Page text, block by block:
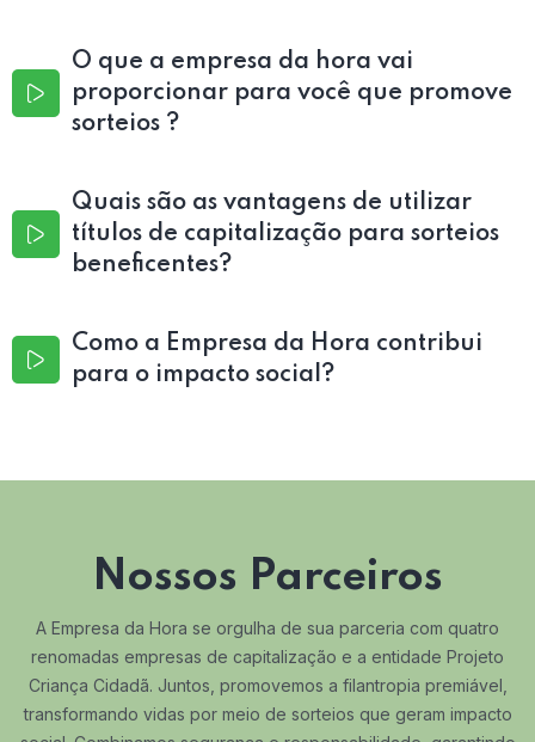
O que a empresa da hora vai
proporcionar para você que promove
sorteios ?
Quais são as vantagens de utilizar
títulos de capitalização para sorteios
beneficentes?
Como a Empresa da Hora contribui
para o impacto social?
Nossos Parceiros
A Empresa da Hora se orgulha de sua parceria com quatro
renomadas empresas de capitalização e a entidade Projeto
Criança Cidadã. Juntos, promovemos a filantropia premiável,
transformando vidas por meio de sorteios que geram impacto